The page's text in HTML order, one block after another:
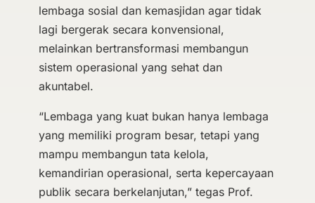
lembaga sosial dan kemasjidan agar tidak
lagi bergerak secara konvensional,
melainkan bertransformasi membangun
sistem operasional yang sehat dan
akuntabel.
“Lembaga yang kuat bukan hanya lembaga
yang memiliki program besar, tetapi yang
mampu membangun tata kelola,
kemandirian operasional, serta kepercayaan
publik secara berkelanjutan,” tegas Prof.